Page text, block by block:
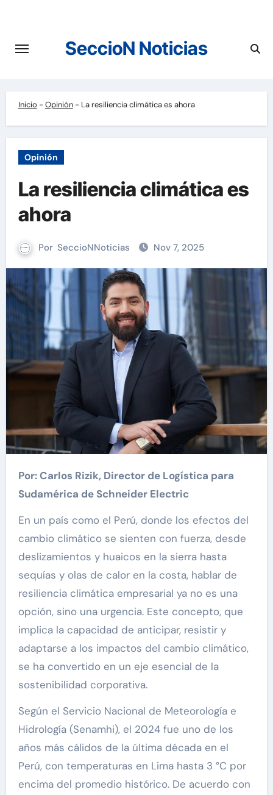
contenido
SeccioN Noticias
Inicio - Opinión- La resiliencia climática es ahora
Opinión
La resiliencia climática es
ahora
Por SeccioNNoticias Nov 7, 2025
Por: Carlos Rizik, Director de Logística para
Sudamérica de Schneider Electric
En un país como el Perú, donde los efectos del
cambio climático se sienten con fuerza, desde
deslizamientos y huaicos en la sierra hasta
sequías y olas de calor en la costa, hablar de
resiliencia climática empresarial ya no es una
opción, sino una urgencia. Este concepto, que
implica la capacidad de anticipar, resistir y
adaptarse a los impactos del cambio climático,
se ha convertido en un eje esencial de la
sostenibilidad corporativa.
Según el Servicio Nacional de Meteorología e
Hidrología (Senamhi), el 2024 fue uno de los
años más cálidos de la última década en el
Perú, con temperaturas en Lima hasta 3 °C por
encima del promedio histórico. De acuerdo con